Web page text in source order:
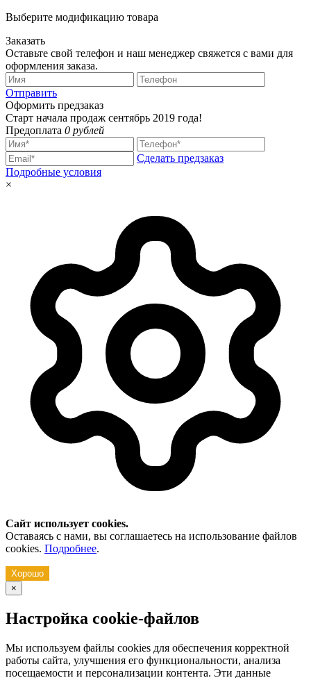
Выберите модификацию товара
Заказать
Оставьте свой телефон и наш менеджер свяжется с вами для
оформления заказа.
Отправить
Оформить предзаказ
Старт начала продаж сентябрь 2019 года!
Предоплата 0 рублей
Сделать предзаказ
Подробные условия
×
Сайт использует cookies.
Оставаясь с нами, вы соглашаетесь на использование файлов
cookies. Подробнее.
Хорошо
×
Настройка cookie-файлов
Мы используем файлы cookies для обеспечения корректной
работы сайта, улучшения его функциональности, анализа
посещаемости и персонализации контента. Эти данные